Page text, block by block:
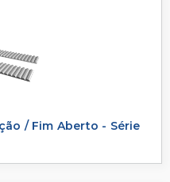
/ Fim Aberto - Série